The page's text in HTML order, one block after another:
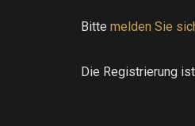
Bitte melden Sie
Die Registrierung